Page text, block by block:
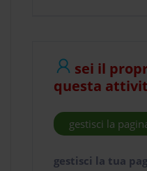
sei il
questa
gestisci la
gestisci la tua